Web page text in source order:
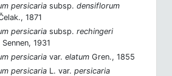
persicaria subsp. densiflorum
1871
persicaria subsp. rechingeri
Sennen, 1931
persicaria var. elatum Gren., 1855
persicaria L. var. persicaria